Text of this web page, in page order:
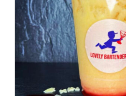
Bewertet
mit5.00von
5
IN DEN WARENKORB